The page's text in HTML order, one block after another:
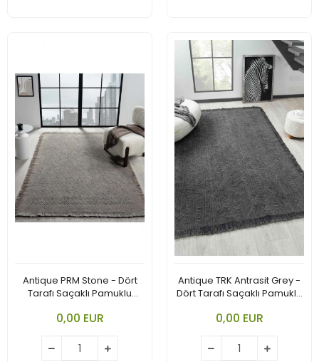
Antique PRM Stone - Dört
Tarafı Saçaklı Pamuklu
0,00 EUR
Antique TRK Antrasit Grey -
Dört Tarafı Saçaklı Pamuklu
0,00 EUR